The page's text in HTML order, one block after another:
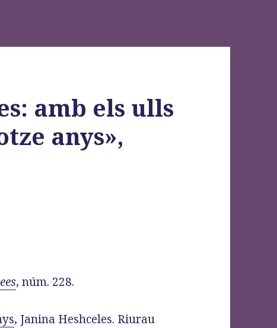
amb els ulls
anys»,
, núm. 228.
, Janina Heshceles. Riurau